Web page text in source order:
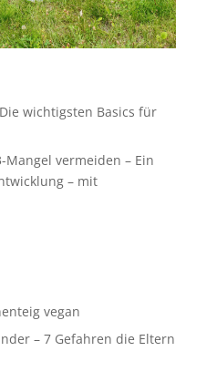
wichtigsten Basics für
Mangel vermeiden – Ein
– mit
vegan
– 7 Gefahren die Eltern